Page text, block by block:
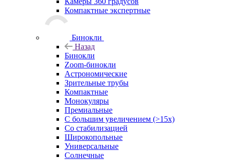
Компактные экспертные
Бинокли
Назад
Бинокли
Zoom-бинокли
Астрономические
Зрительные трубы
Компактные
Монокуляры
Премиальные
С большим увеличением (>15x)
Со стабилизацией
Широкопольные
Универсальные
Солнечные